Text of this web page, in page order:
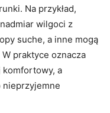
Na przykład,
wilgoci z
suche, a inne mogą
praktyce oznacza
komfortowy, a
nieprzyjemne